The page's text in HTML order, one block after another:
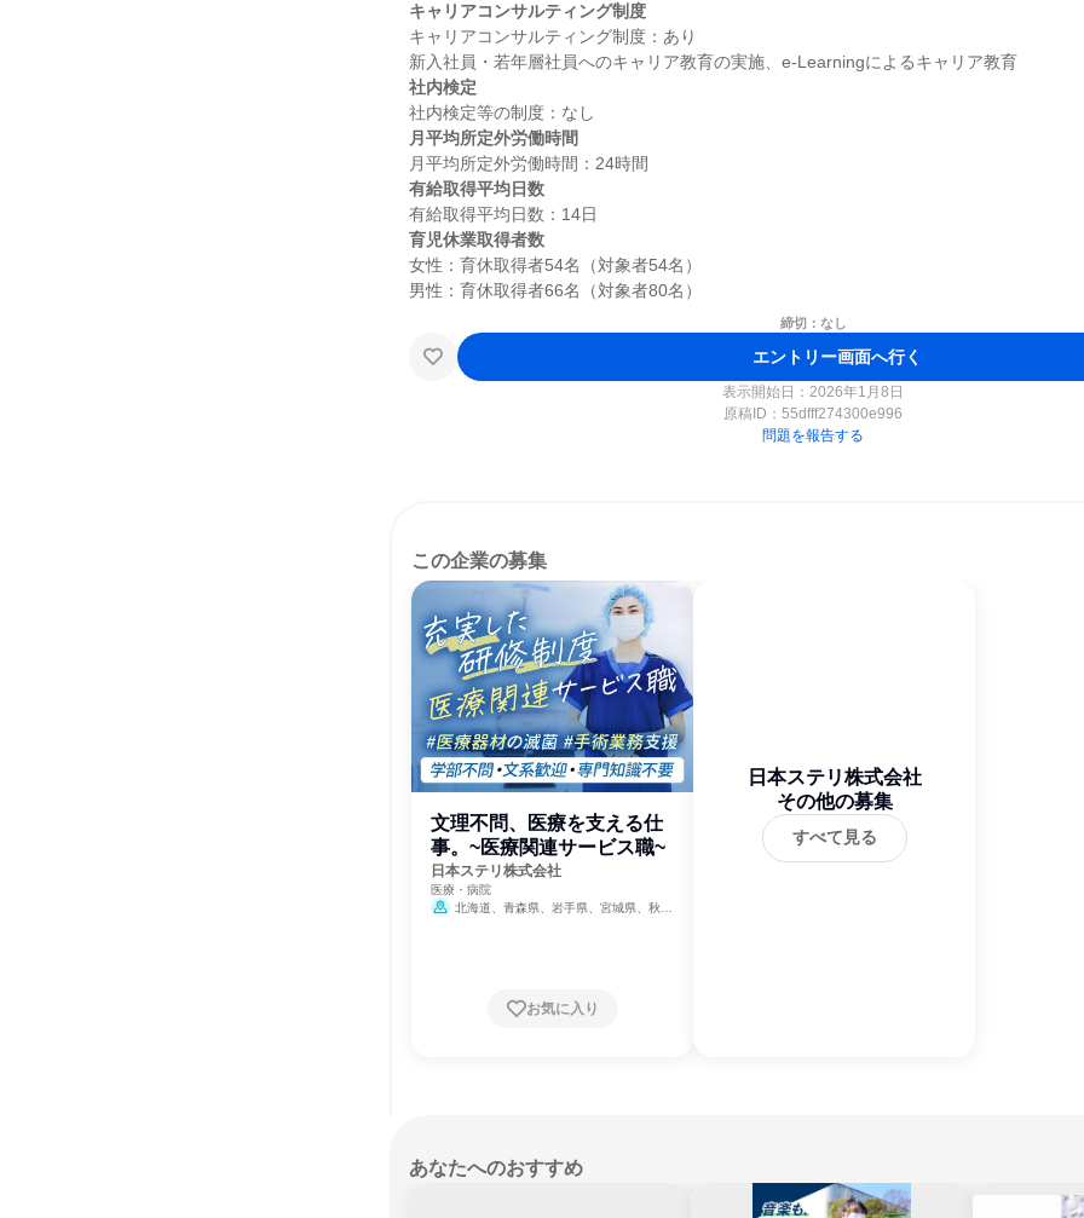
キャリアコンサルティング制度
キャリアコンサルティング制度：あり
社内検定
月平均所定外労働時間
有給取得平均日数
育児休業取得者数
女性：育休取得者54名（対象者54名）
締切：なし
エントリー画面へ行く
表示開始日：2026年1月8日
原稿ID： 55dfff274300e996
問題を報告する
この企業の募集
文理不問、医療を支える仕
事。~医療関連サービス職~
日本ステリ株式会社
医療・病院
北海道、青森県、岩手県、宮城県、秋田
歌山県、鳥取県、島根県、岡山県、広島県、
お気に入り
日本ステリ株式会社
その他の募集
すべて見る
あなたへのおすすめ